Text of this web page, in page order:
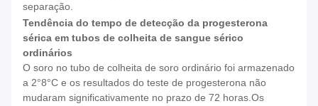
separação.
Tendência do tempo de detecção da progesterona
sérica em tubos de colheita de sangue sérico
ordinários
O soro no tubo de colheita de soro ordinário foi armazenado
a 2°8°C e os resultados do teste de progesterona não
mudaram significativamente no prazo de 72 horas.Os